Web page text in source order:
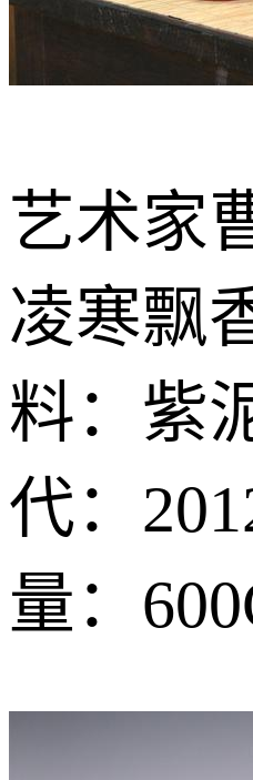
艺术家
凌寒飘
料：紫
代：
量：